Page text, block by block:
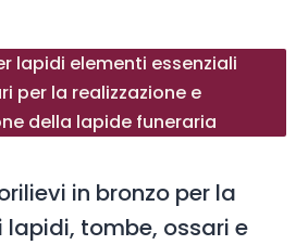
lapidi elementi essenziali
per la realizzazione e
della lapide funeraria
in bronzo per la
lapidi, tombe, ossari e